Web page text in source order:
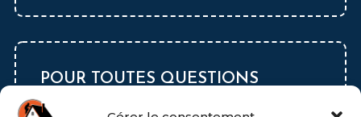
POUR TOUTES QUESTIONS